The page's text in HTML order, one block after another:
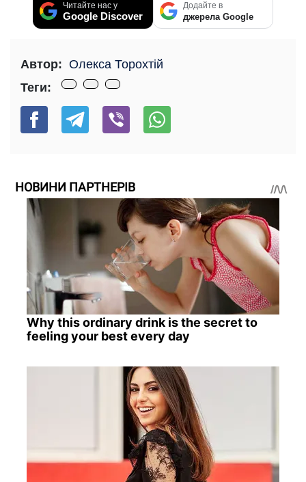
Читайте нас у
Google Discover
Додайте в
джерела Google
Автор: Олекса Торохтій
Теги:
НОВИНИ ПАРТНЕРІВ
Why this ordinary drink is the secret to
feeling your best every day